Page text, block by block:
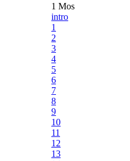
1 Mos
intro
1
2
3
4
5
6
7
8
9
10
11
12
13